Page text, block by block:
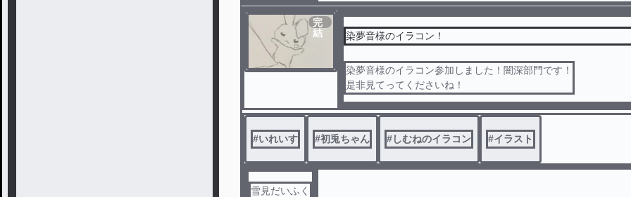
完
結
染夢音様のイラコン！
染夢音様のイラコン参加しました！闇深部門です！
是非見てってくださいね！
#いれいす #初兎ちゃん #しむねのイラコン #イラスト
雪見だいふく